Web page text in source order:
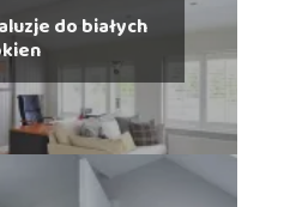
do białych